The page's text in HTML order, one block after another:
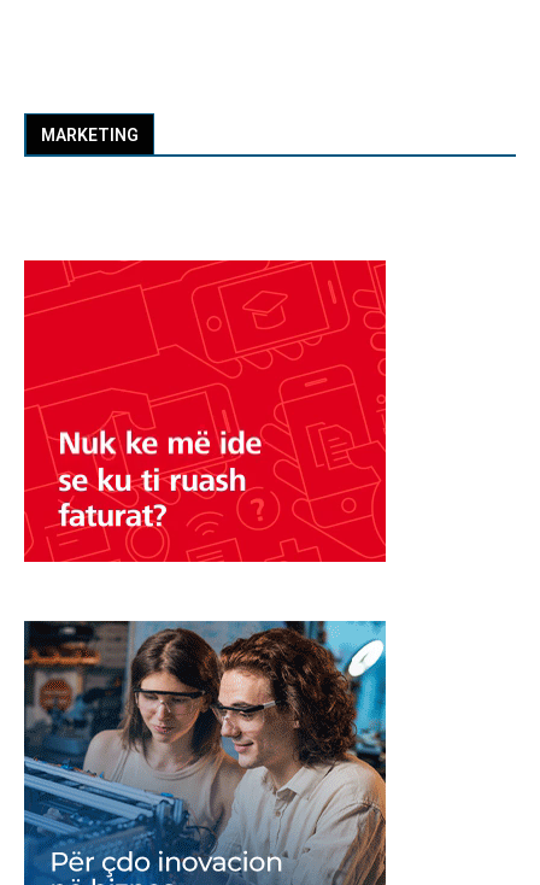
MARKETING